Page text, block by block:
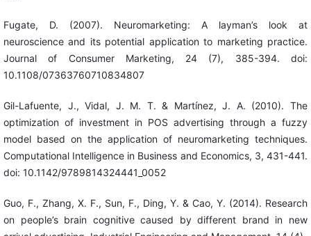
Fugate, D. (2007). Neuromarketing: A layman’s look at
neuroscience and its potential application to marketing practice.
Journal of Consumer Marketing, 24 (7), 385-394. doi:
10.1108/07363760710834807
Gil-Lafuente, J., Vidal, J. M. T. & Martínez, J. A. (2010). The
optimization of investment in POS advertising through a fuzzy
model based on the application of neuromarketing techniques.
Computational Intelligence in Business and Economics, 3, 431-441.
doi: 10.1142/9789814324441_0052
Guo, F., Zhang, X. F., Sun, F., Ding, Y. & Cao, Y. (2014). Research
on people’s brain cognitive caused by different brand in new